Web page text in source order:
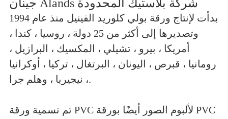
جينان Alands شركة بلاستيك المحدودة
بدأت لإنتاج ورقة بولي كلوريد الفينيل منذ عام 1994
وتصديرها إلى أكثر من 25 دولة ، روسيا ، كندا ،
أمريكا ، بيرو ، تشيلي ، المكسيك ، البرازيل ،
رومانيا ، قبرص ، اليونان ، البرتغال ، تركيا ، أوكرانيا
، نيجيريا ، وهلم جرا.
تم تسمية ورقة PVC لألبوم الصور أيضًا بورقة PVC